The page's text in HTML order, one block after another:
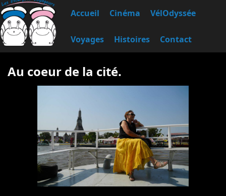
Accueil Cinéma VélOdyssée
Voyages Histoires Contact
Au coeur de la cité.